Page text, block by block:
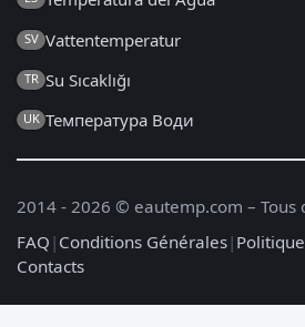
SV Vattentemperatur
TR Su Sıcaklığı
UK Температура Води
2014 - 2026 © eautemp.com – Tous
FAQ | Conditions Générales|
Contacts